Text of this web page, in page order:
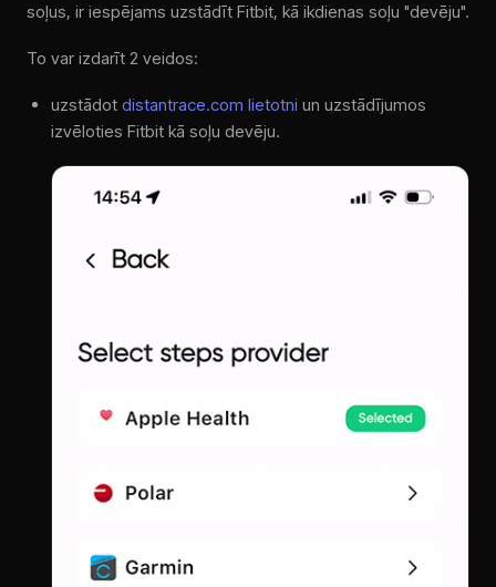
soļus, ir iespējams uzstādīt Fitbit, kā ikdienas soļu "devēju".
To var izdarīt 2 veidos:
uzstādot distantrace.com lietotni un uzstādījumos
izvēloties Fitbit kā soļu devēju.